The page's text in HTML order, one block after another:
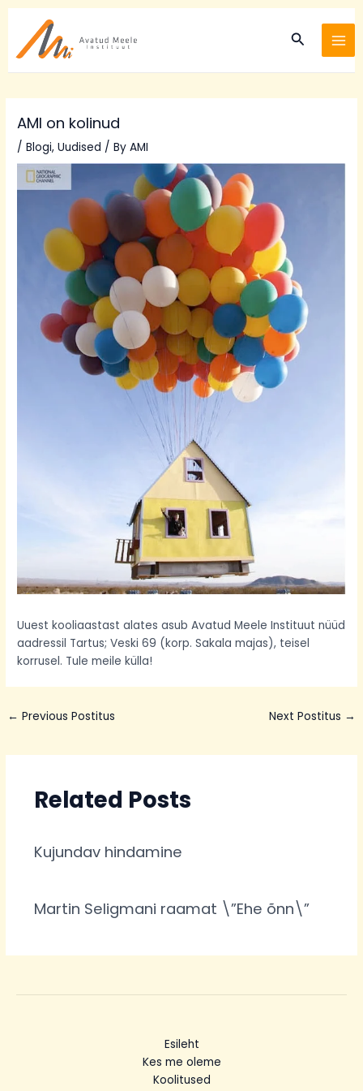
content
Search
AMI on kolinud
/Blogi,Uudised / ByAMI
Uuest kooliaastast alates asub Avatud Meele Instituut nüüd
aadressil Tartus; Veski 69 (korp. Sakala majas), teisel
korrusel. Tule meile külla!
navigation
← Previous Postitus Next Postitus →
Related Posts
Kujundav hindamine
Martin Seligmani raamat \”Ehe õnn\”
Esileht
Kes me oleme
Koolitused